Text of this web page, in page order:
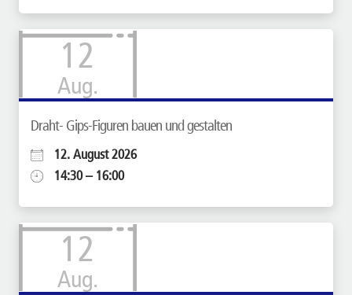
12
Aug.
Draht- Gips-Figuren bauen und gestalten
12. August 2026
14:30 – 16:00
12
Aug.